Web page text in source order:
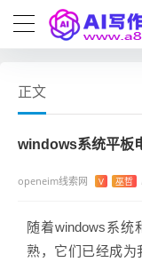
正文
windows系统平板
openeim线索网 V 巫哲
随着windows系
熟，它们已经成为